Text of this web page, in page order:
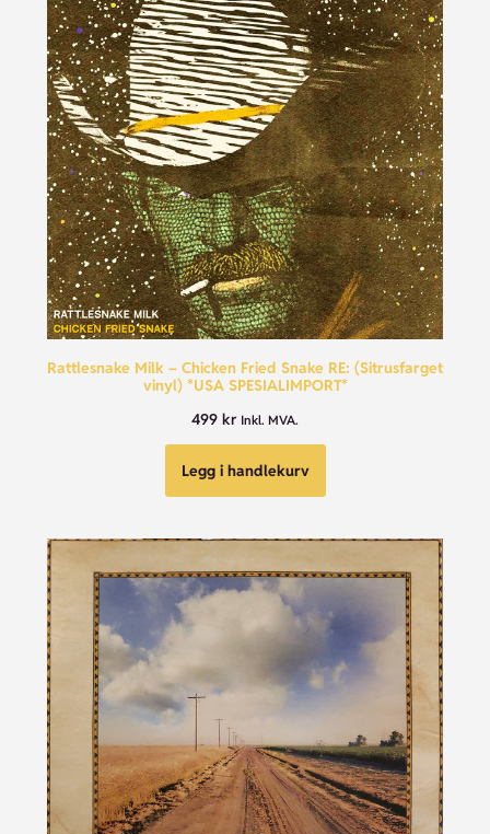
Rattlesnake Milk – Chicken Fried Snake RE: (Sitrusfarget
vinyl) *USA SPESIALIMPORT*
499 kr Inkl. MVA.
Legg i handlekurv